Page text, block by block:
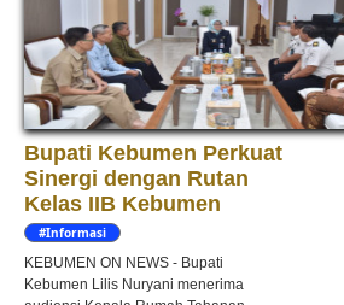
Bupati Kebumen Perkuat
Sinergi dengan Rutan
Kelas IIB Kebumen
#Informasi
KEBUMEN ON NEWS - Bupati
Kebumen Lilis Nuryani menerima